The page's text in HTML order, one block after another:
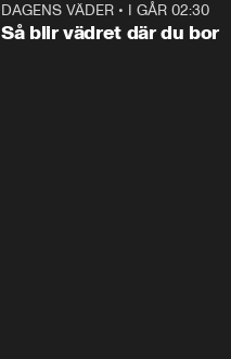
DAGENS VÄDER • I GÅR 02:30
Så blir vädret där du bor